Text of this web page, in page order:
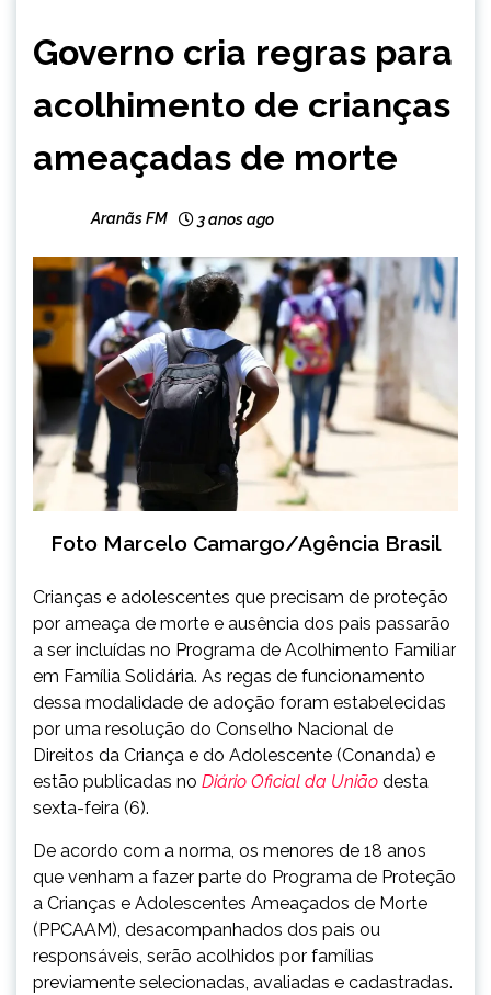
NOTÍCIAS
Governo cria regras para
acolhimento de crianças
ameaçadas de morte
Aranãs FM 3 anos ago
Foto Marcelo Camargo/Agência Brasil
Crianças e adolescentes que precisam de proteção
por ameaça de morte e ausência dos pais passarão
a ser incluídas no Programa de Acolhimento Familiar
em Família Solidária. As regas de funcionamento
dessa modalidade de adoção foram estabelecidas
por uma resolução do Conselho Nacional de
Direitos da Criança e do Adolescente (Conanda) e
estão publicadas no Diário Oficial da União desta
sexta-feira (6).
De acordo com a norma, os menores de 18 anos
que venham a fazer parte do Programa de Proteção
a Crianças e Adolescentes Ameaçados de Morte
(PPCAAM), desacompanhados dos pais ou
responsáveis, serão acolhidos por famílias
previamente selecionadas, avaliadas e cadastradas.